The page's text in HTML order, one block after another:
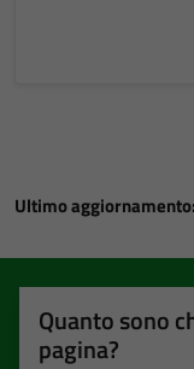
Ultimo aggiornamento:
Quanto sono
pagina?